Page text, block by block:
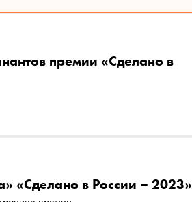
премии «Сделано в
«Сделано в России – 2023»